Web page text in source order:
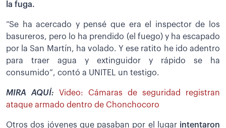
la fuga.
“Se ha acercado y pensé que era el inspector de los
basureros, pero lo ha prendido (el fuego) y ha escapado
por la San Martín, ha volado. Y ese ratito he ido adentro
para traer agua y extinguidor y rápido se ha
consumido”, contó a UNITEL un testigo.
MIRA AQUÍ:
Video: Cámaras de seguridad registran
ataque armado dentro de Chonchocoro
Otros dos jóvenes que pasaban por el lugar intentaron